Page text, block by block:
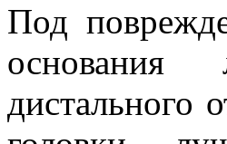
Под
основания
дистального